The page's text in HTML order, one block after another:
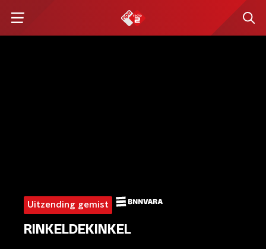
Uitzending gemist
RINKELDEKINKEL